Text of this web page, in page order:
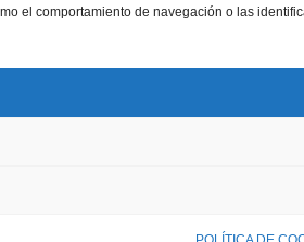
el comportamiento de navegación o las